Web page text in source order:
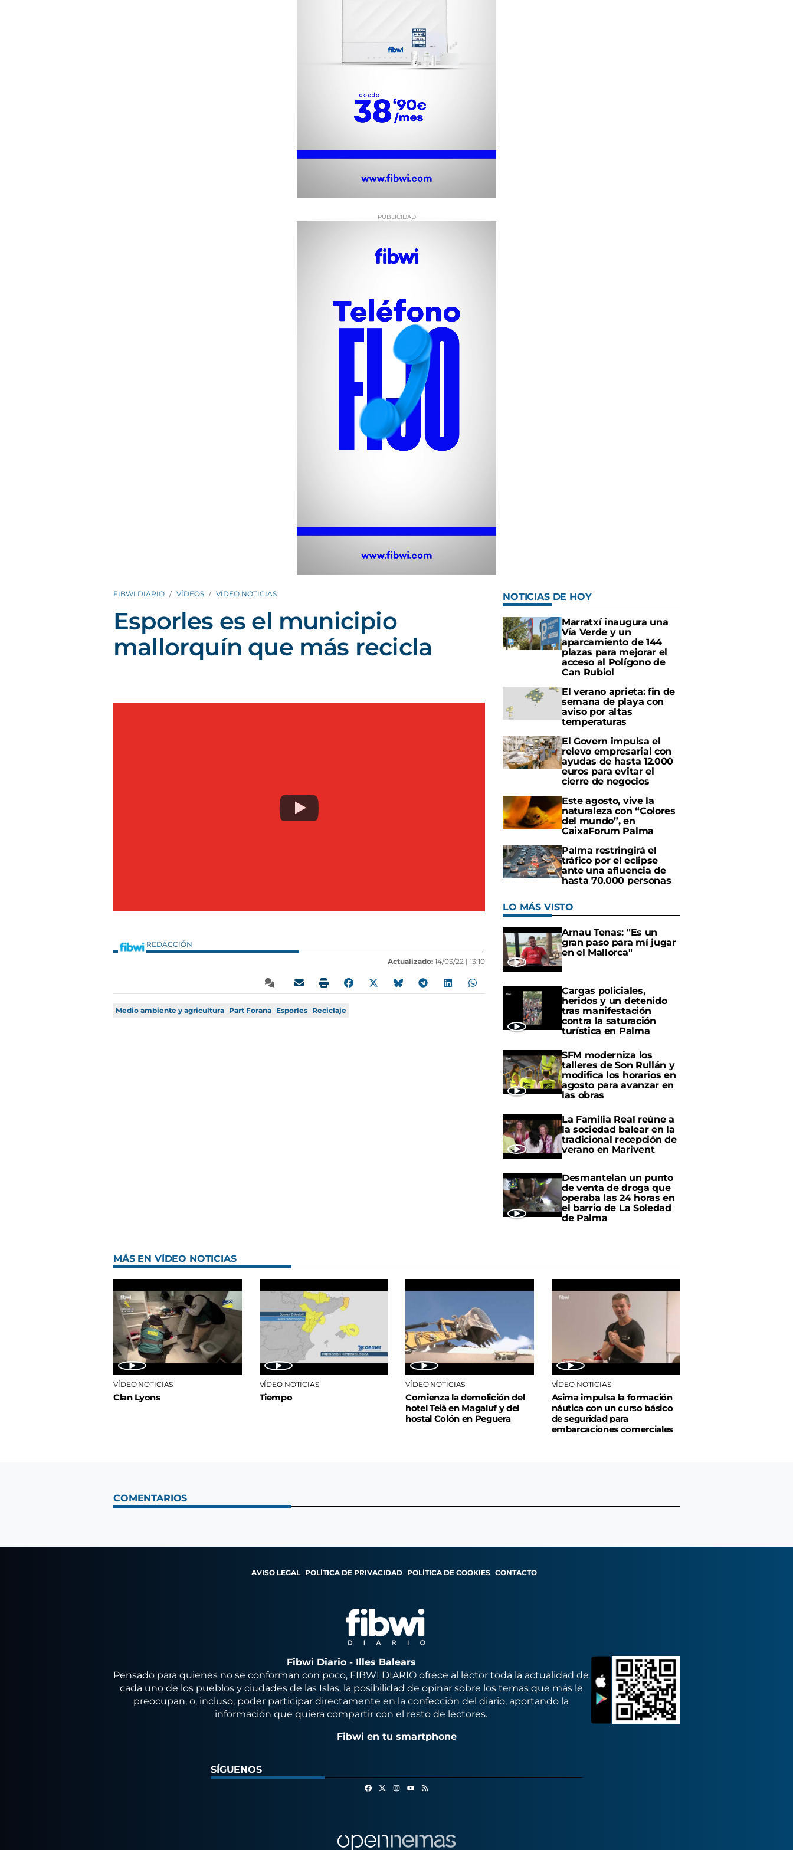
FIBWI DIARIO VÍDEOS VÍDEO NOTICIAS
Esporles es el municipio
mallorquín que más recicla
REDACCIÓN
Actualizado: 14/03/22 | 13:10
Medio ambiente y agricultura Part Forana Esporles Reciclaje
NOTICIAS DE HOY
Marratxí inaugura una
Vía Verde y un
aparcamiento de 144
plazas para mejorar el
acceso al Polígono de
Can Rubiol
El verano aprieta: fin de
semana de playa con
aviso por altas
temperaturas
El Govern impulsa el
relevo empresarial con
ayudas de hasta 12.000
euros para evitar el
cierre de negocios
Este agosto, vive la
naturaleza con “Colores
del mundo”, en
CaixaForum Palma
Palma restringirá el
tráfico por el eclipse
ante una afluencia de
hasta 70.000 personas
LO MÁS VISTO
Arnau Tenas: "Es un
gran paso para mí jugar
en el Mallorca"
Cargas policiales,
heridos y un detenido
tras manifestación
contra la saturación
turística en Palma
SFM moderniza los
talleres de Son Rullán y
modifica los horarios en
agosto para avanzar en
las obras
La Familia Real reúne a
la sociedad balear en la
tradicional recepción de
verano en Marivent
Desmantelan un punto
de venta de droga que
operaba las 24 horas en
el barrio de La Soledad
de Palma
MÁS EN VÍDEO NOTICIAS
VÍDEO NOTICIAS
Clan Lyons
VÍDEO NOTICIAS
Tiempo
VÍDEO NOTICIAS
Comienza la demolición del
hotel Teià en Magaluf y del
hostal Colón en Peguera
VÍDEO NOTICIAS
Asima impulsa la formación
náutica con un curso básico
de seguridad para
embarcaciones comerciales
COMENTARIOS
AVISO LEGAL POLÍTICA DE PRIVACIDAD POLÍTICA DE COOKIES CONTACTO
Fibwi Diario - Illes Balears
Pensado para quienes no se conforman con poco, FIBWI DIARIO ofrece al lector toda la actualidad de
cada uno de los pueblos y ciudades de las Islas, la posibilidad de opinar sobre los temas que más le
preocupan, o, incluso, poder participar directamente en la confección del diario, aportando la
información que quiera compartir con el resto de lectores.
Fibwi en tu smartphone
SÍGUENOS
FacebookInstagram